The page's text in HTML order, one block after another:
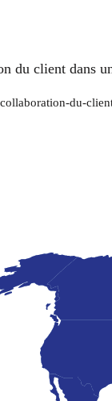
du client dans
du-